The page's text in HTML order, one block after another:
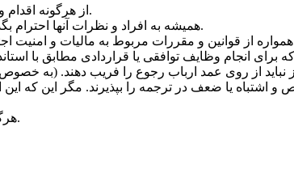
از هرگونه اقدام و یا عملی که موجب بی آبرویی و بد نامی حرفه و یا افراد حرفه ای شود ، بپرهیزند.
همیشه به افراد و نظرات آنها احترام بگذارند به خصوص زمانی که به لیست های پستی و انجمن های وب نامه می نویسند.
نباید از روی عمد ارباب رجوع را فریب دهند. (به
یا ضعف در ترجمه را بپذیرند. مگر این که این
هرگز کاری را که می دانند انجام آن طبق مفاد قرارداد شدنی نیست ، به عهده نگیرند.